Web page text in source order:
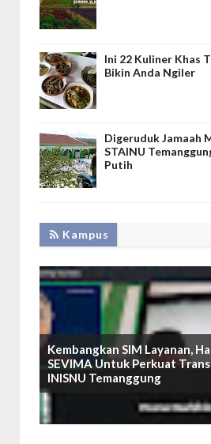
Ini 22 Kuliner Khas
Bikin Anda Ngiler
Digeruduk Jamaah
STAINU
Putih
Kampus
Kembangkan SIM Layanan,
SEVIMA Untuk Perkuat
INISNU Temanggung